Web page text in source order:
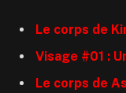
Le corps de
Visage #01 :
Le corps de